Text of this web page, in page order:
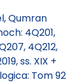
Qumran
4Q201,
4Q212,
ss. XIX +
Tom 92